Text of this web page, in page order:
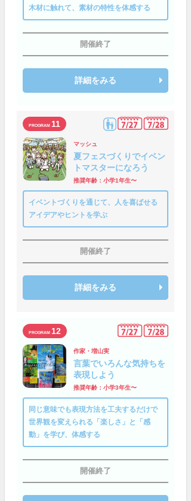
木材に触れて、素材の特性を体感する
開催終了
詳細をみる
11
マッシュ
夏フェスづくりでイベン
トマスターになろう
推奨年齢：小学1年生〜
イベントづくりを通じて、人を喜ばせる
アイデアやヒントを学ぶ
開催終了
詳細をみる
12
作家・増山実
言葉でいろんな気持ちを
表現しよう
推奨年齢：小学3年生〜
同じ意味でも表現方法を工夫するだけで
世界観を変えられる「楽しさ」と「感
動」を学び、体感する
開催終了